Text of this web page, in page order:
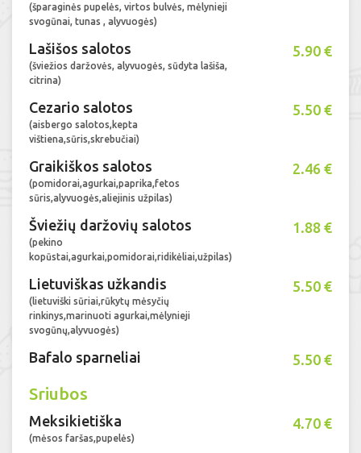
(šparaginės pupelės, virtos bulvės, mėlynieji
svogūnai, tunas , alyvuogės)
Lašišos salotos
(šviežios daržovės, alyvuogės, sūdyta lašiša,
citrina)
5.90 €
Cezario salotos
(aisbergo salotos,kepta
vištiena,sūris,skrebučiai)
5.50 €
Graikiškos salotos
(pomidorai,agurkai,paprika,fetos
sūris,alyvuogės,aliejinis užpilas)
2.46 €
Šviežių daržovių salotos
(pekino
kopūstai,agurkai,pomidorai,ridikėliai,užpilas)
1.88 €
Lietuviškas užkandis
(lietuviški sūriai,rūkytų mėsyčių
rinkinys,marinuoti agurkai,mėlynieji
svogūnų,alyvuogės)
5.50 €
Bafalo sparneliai 5.50 €
Sriubos
Meksikietiška
(mėsos faršas,pupelės)
4.70 €